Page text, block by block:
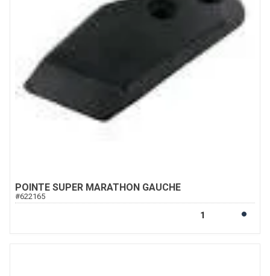
POINTE SUPER MARATHON GAUCHE
#622165